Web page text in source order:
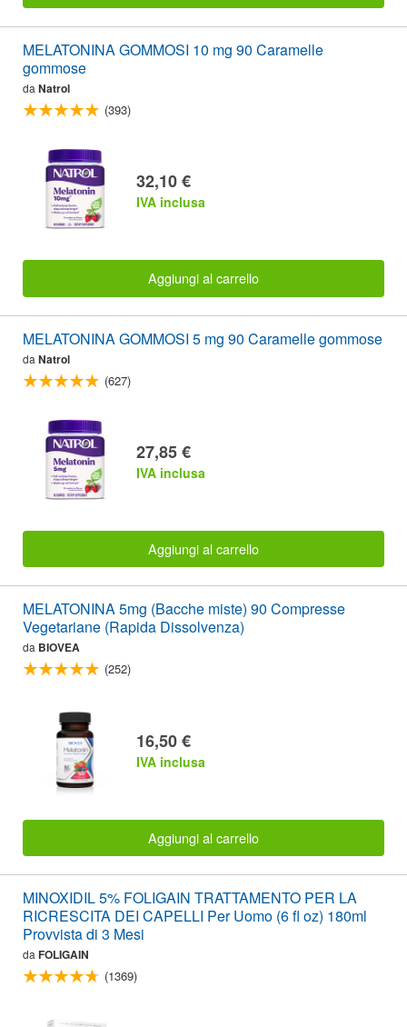
MELATONINA GOMMOSI 10 mg 90 Caramelle
gommose
da Natrol
(393)
32,10 €
IVA inclusa
Aggiungi al carrello
MELATONINA GOMMOSI 5 mg 90 Caramelle gommose
da Natrol
(627)
27,85 €
IVA inclusa
Aggiungi al carrello
MELATONINA 5mg (Bacche miste) 90 Compresse
Vegetariane (Rapida Dissolvenza)
da BIOVEA
(252)
16,50 €
IVA inclusa
Aggiungi al carrello
MINOXIDIL 5% FOLIGAIN TRATTAMENTO PER LA
RICRESCITA DEI CAPELLI Per Uomo (6 fl oz) 180ml
Provvista di 3 Mesi
da FOLIGAIN
(1369)